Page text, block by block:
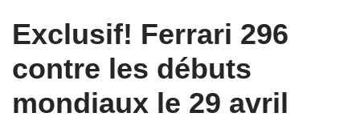
Exclusif! Ferrari 296
contre les débuts
mondiaux le 29 avril